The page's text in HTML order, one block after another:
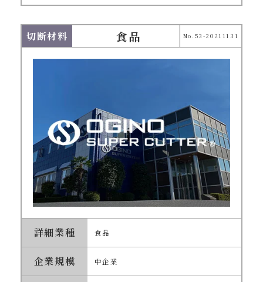
切断材料 食品 No.53-20211131
詳細業種 食品
企業規模 中企業